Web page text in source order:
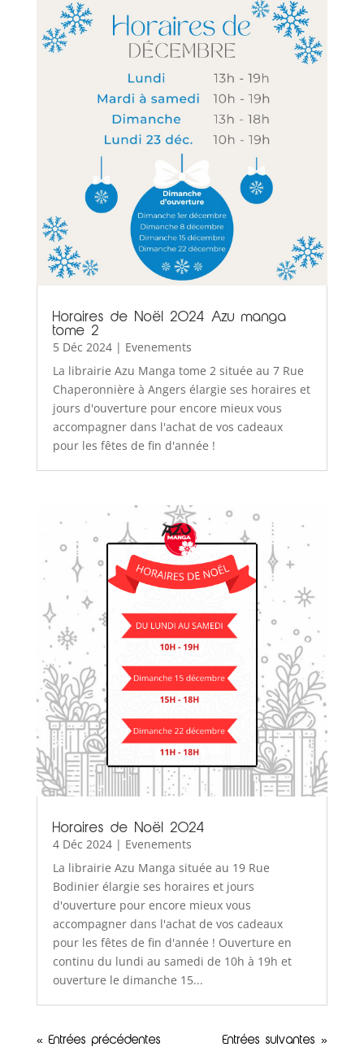
Horaires de Noël 2024 Azu manga
tome 2
5 Déc 2024| Evenements
La librairie Azu Manga tome 2 située au 7 Rue
Chaperonnière à Angers élargie ses horaires et
jours d'ouverture pour encore mieux vous
accompagner dans l'achat de vos cadeaux
pour les fêtes de fin d'année !
Horaires de Noël 2024
4 Déc 2024| Evenements
La librairie Azu Manga située au 19 Rue
Bodinier élargie ses horaires et jours
d'ouverture pour encore mieux vous
accompagner dans l'achat de vos cadeaux
pour les fêtes de fin d'année ! Ouverture en
continu du lundi au samedi de 10h à 19h et
ouverture le dimanche 15...
« Entrées précédentes Entrées suivantes »